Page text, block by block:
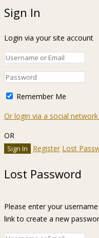
Sign In
Login via your site account
Remember Me
Or login via a social
OR
Register Lost
Lost Password
Please enter your
link to create a new